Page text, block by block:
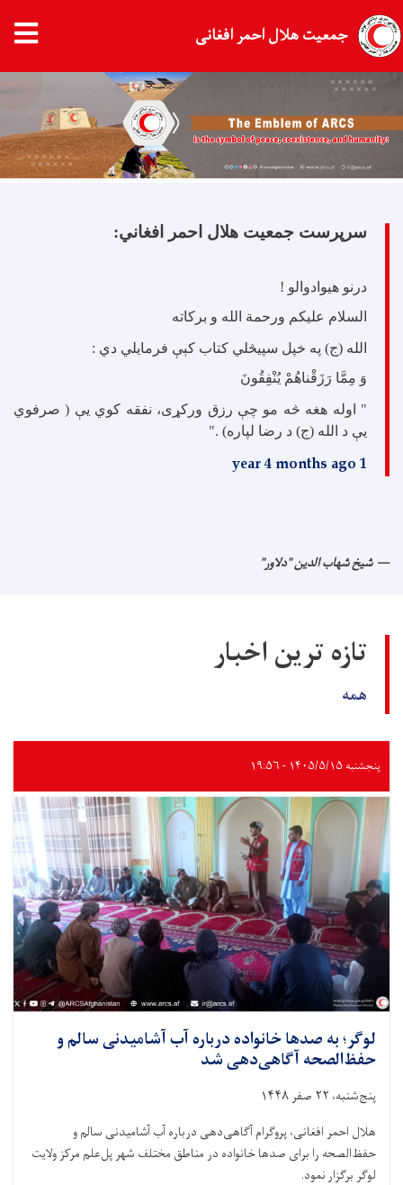
Skip
main
content
جمعیت هلال احمر افغانی
سرپرست جمعیت هلال احمر افغاني:
درنو هیوادوالو !
السلام علیکم ورحمة الله و برکاته
الله (ج) په خپل سپيڅلي کتاب کېې فرمایلي دي :
وَ مِمَّا رَزَقْناهُمْ يُنْفِقُونَ
" اوله هغه څه مو چې رزق ورکړی، نفقه کوي یې ( صرفوي
یې د الله (ج) د رضا لپاره) ."
1 year 4 months ago
شیخ شهاب الدین "دلاور"
تازه ترین اخبار
همه
پنجشنبه ۱۴۰۵/۵/۱۵ - ۱۹:۵۶
لوگر؛ به صدها خانواده درباره آب آشامیدنی سالم و
حفظ‌الصحه آگاهی‌دهی شد
پنج‌شنبه، ۲۲ صفر ۱۴۴۸
هلال احمر افغانی، پروگرام آگاهی‌دهی درباره آب آشامیدنی سالم و
حفظ‌الصحه را برای صدها خانواده در مناطق مختلف شهر پل‌علم مرکز ولایت
لوگر برگزار نمود.